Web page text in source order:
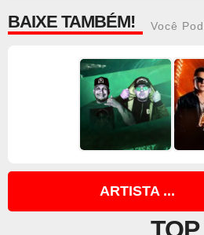
BAIXE TAMBÉM! Você
ARTISTA ...